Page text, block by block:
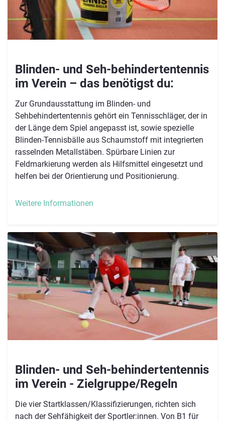
Blinden- und Seh-behindertentennis
im Verein – das benötigst du:
Zur Grundausstattung im Blinden- und
Sehbehindertentennis gehört ein Tennisschläger, der in
der Länge dem Spiel angepasst ist, sowie spezielle
Blinden-Tennisbälle aus Schaumstoff mit integrierten
rasselnden Metallstäben. ​​​Spürbare Linien zur
Feldmarkierung werden als Hilfsmittel eingesetzt und
helfen bei der Orientierung und Positionierung.
Weitere Informationen
Blinden- und Seh-behindertentennis
im Verein - Zielgruppe/Regeln
Die vier Startklassen/Klassifizierungen, richten sich
nach der Sehfähigkeit der Sportler:innen. Von B1 für